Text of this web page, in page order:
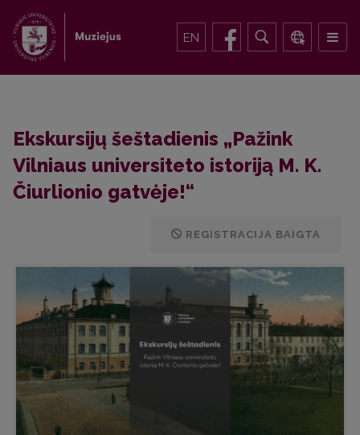
EN
Ekskursijų šeštadienis „Pažink
Vilniaus universiteto istoriją M. K.
Čiurlionio gatvėje!“
REGISTRACIJA BAIGTA